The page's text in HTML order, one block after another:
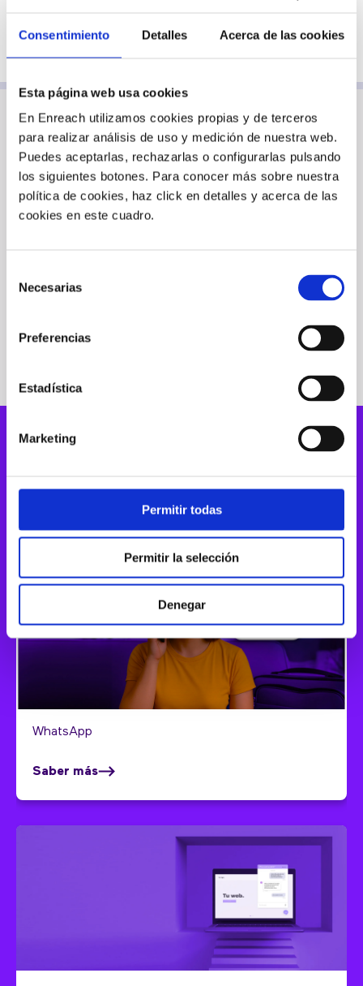
Consentimiento Detalles Acerca de las cookies
Esta página web usa cookies
En Enreach utilizamos cookies propias y de terceros
para realizar análisis de uso y medición de nuestra web.
Puedes aceptarlas, rechazarlas o configurarlas pulsando
los siguientes botones. Para conocer más sobre nuestra
política de cookies, haz click en detalles y acerca de las
cookies en este cuadro.
Necesarias
Preferencias
Estadística
Marketing
Permitir todas
Permitir la selección
Denegar
: soporta el envío de un gran número
¿QUIERES SER EL PRÓXIMO
CASO DE ÉXITO?
comunicaciones ayudan a cientos de empresas a
Casos de éxito
PRODUCTOS QUE HACEN
MARAVILLAS
WhatsApp
Saber más